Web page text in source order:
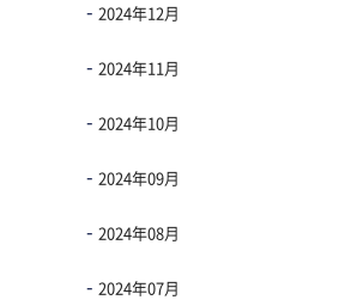
2024年12月
2024年11月
2024年10月
2024年09月
2024年08月
2024年07月